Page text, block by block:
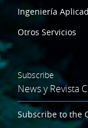
Ingeniería
Otros Servicios
Subscribe
News y Revista
Subscribe to the